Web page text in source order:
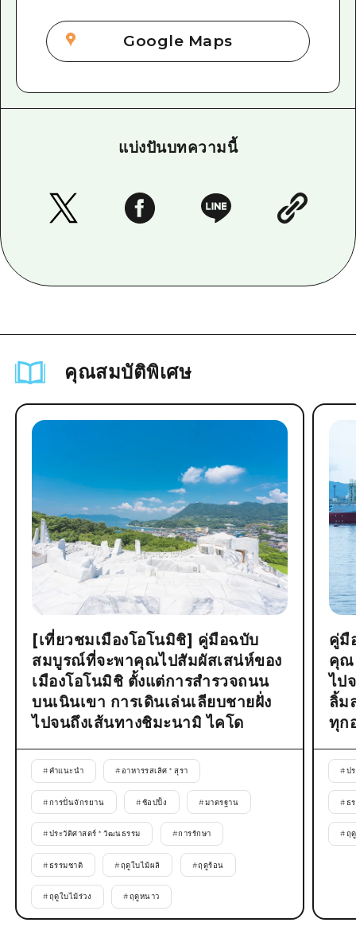
Google Maps
แบ่งปันบทความนี้
คุณสมบัติพิเศษ
[เที่ยวชมเมืองโอโนมิชิ] คู่มือฉบับ
สมบูรณ์ที่จะพาคุณไปสัมผัสเสน่ห์ของ
เมืองโอโนมิชิ ตั้งแต่การสำรวจถนน
บนเนินเขา การเดินเล่นเลียบชายฝั่ง
ไปจนถึงเส้นทางชิมะนามิ ไคโด
#คำแนะนำ # อาหารรสเลิศ * สุรา
#การปั่นจักรยาน #ช้อปปิ้ง #มาตรฐาน
#ประวัติศาสตร์ * วัฒนธรรม #การรักษา
#ธรรมชาติ #ฤดูใบไม้ผลิ #ฤดูร้อน
#ฤดูใบไม้ร่วง #ฤดูหนาว
คู่มื
คุณ
ไป
ลิ้ม
ทุก
#ป
#ธ
#ฤ